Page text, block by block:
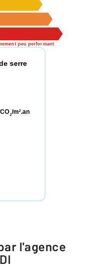
peu performant
serre
2/m2.an
l'agence